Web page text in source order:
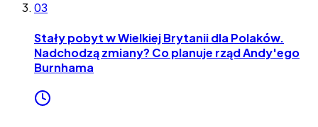
03
Stały pobyt w Wielkiej Brytanii dla Polaków.
Nadchodzą zmiany? Co planuje rząd Andy'ego
Burnhama